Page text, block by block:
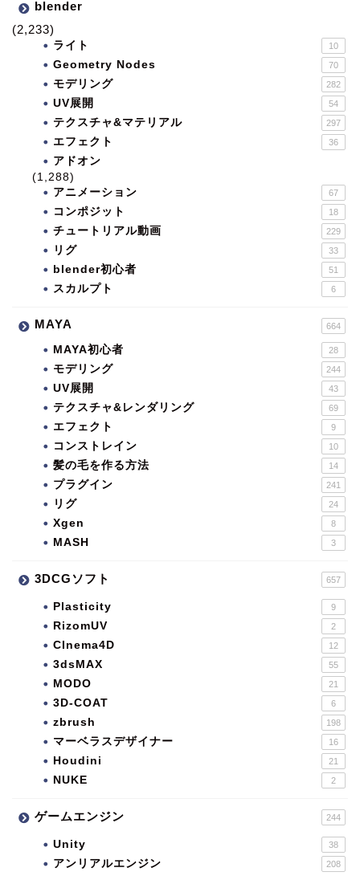
blender
(2,233)
ライト 10
Geometry Nodes 70
モデリング 282
UV展開 54
テクスチャ&マテリアル 297
エフェクト 36
アドオン
(1,288)
アニメーション
67
コンポジット 18
チュートリアル動画 229
リグ 33
blender初心者 51
スカルプト 6
MAYA 664
MAYA初心者 28
モデリング 244
UV展開 43
テクスチャ&レンダリング 69
エフェクト 9
コンストレイン 10
髪の毛を作る方法 14
プラグイン 241
リグ 24
Xgen 8
MASH 3
3DCGソフト 657
Plasticity 9
RizomUV 2
CInema4D 12
3dsMAX 55
MODO 21
3D-COAT 6
zbrush 198
マーベラスデザイナー 16
Houdini 21
NUKE 2
ゲームエンジン 244
Unity 38
アンリアルエンジン 208